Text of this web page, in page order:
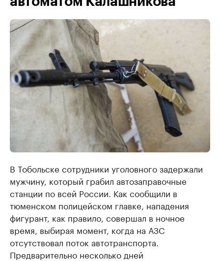
В Тобольске сотрудники уголовного задержали
мужчину, который грабил автозаправочные
станции по всей России. Как сообщили в
тюменском полицейском главке, нападения
фигурант, как правило, совершал в ночное
время, выбирая момент, когда на АЗС
отсутствовал поток автотранспорта.
Предварительно несколько дней